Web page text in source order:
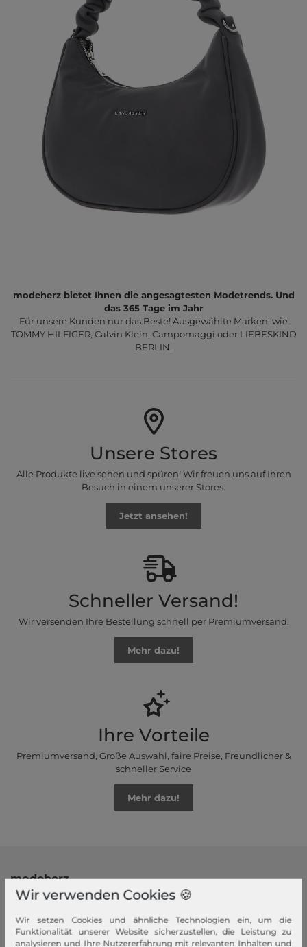
modeherz bietet Ihnen die angesagtesten Modetrends. Und
das 365 Tage im Jahr
Für unsere Kunden nur das Beste! Ausgewählte Marken, wie
TOMMY HILFIGER, Calvin Klein, Campomaggi oder LIEBESKIND
BERLIN.
Unsere Stores
Alle Produkte live sehen und spüren! Wir freuen uns auf Ihren
Besuch in einem unserer Stores.
Jetzt ansehen!
Schneller Versand!
Wir versenden Ihre Bestellung schnell per Premiumversand.
Mehr dazu!
Ihre Vorteile
Premiumversand, Große Auswahl, faire Preise, Freundlicher &
schneller Service
Mehr dazu!
modeherz
Impressum
AGB
Widerrufsrecht
Wir verwenden Cookies 🍪
Wir setzen Cookies und ähnliche Technologien ein, um die
Funktionalität unserer Website sicherzustellen, die Leistung zu
analysieren und Ihre Nutzererfahrung mit relevanten Inhalten und